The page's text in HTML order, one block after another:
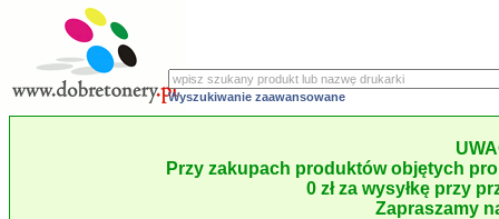
Wyszukiwanie zaawansowane
Przy zakupach produktów objętych
0 zł za wysyłkę przy
Zapraszamy